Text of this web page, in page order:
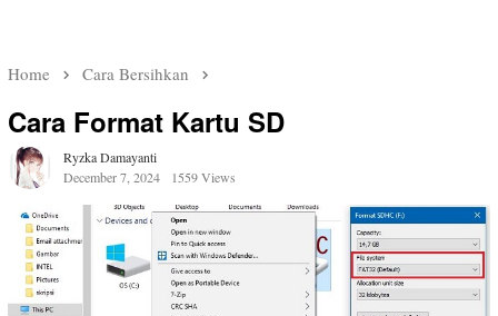
Home Cara Bersihkan
Cara Format Kartu SD
Ryzka Damayanti
December 7, 2024
1559 Views